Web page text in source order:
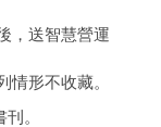
，送智慧營運
情形不收藏。
。